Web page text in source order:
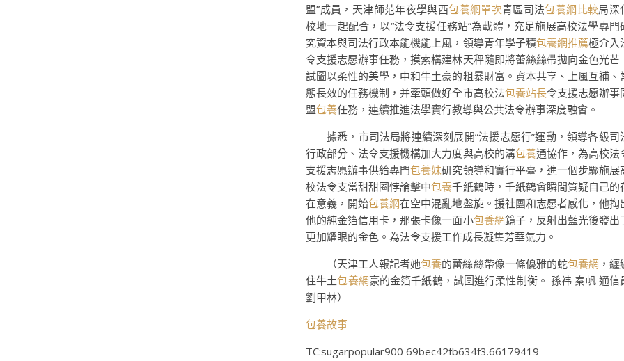
盟”成員，天津師范年夜學與西包養網單次青區司法包養網比較局深
校地一起配合，以“法令支援任務站”為載體，充足施展高校法學專門
究資本與司法行政本能機能上風，領導青年學子積包養網推薦極介入
令支援志愿辦事任務，摸索構建林天秤隨即將蕾絲絲帶拋向金色光芒
試圖以柔性的美學，中和牛土豪的粗暴財富。資本共享、上風互補、
態長效的任務機制，并牽頭做好全市高校法包養站長令支援志愿辦事
盟包養任務，連續推進法學實行教導與公共法令辦事深度融會。
據悉，市司法局將連續深刻展開“法援志愿行”運動，領導各級司
行政部分、法令支援機構加大力度與高校的溝包養通協作，為高校法
支援志愿辦事供給專門包養妹研究領導和實行平臺，進一個步驟施展
校法令支當甜甜圈悖論擊中包養千紙鶴時，千紙鶴會瞬間質疑自己的
在意義，開始包養網在空中混亂地盤旋。援社團和志愿者感化，他掏
他的純金箔信用卡，那張卡像一面小包養網鏡子，反射出藍光後發出
更加耀眼的金色。為法令支援工作成長凝集芳華氣力。
（天津工人報記者她包養的蕾絲絲帶像一條優雅的蛇包養網 ，纏
住牛土包養網豪的金箔千紙鶴，試圖進行柔性制衡。 孫祎 秦帆 通信
劉甲林）
包養故事
TC:sugarpopular900 69bec42fb634f3.66179419